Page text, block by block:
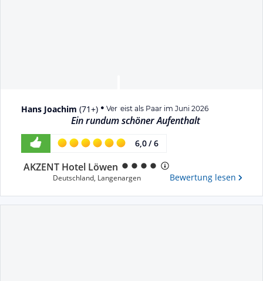
Hans Joachim (71+) Verreist als Paar im Juni 2026
Ein rundum schöner Aufenthalt
6,0/ 6
AKZENT Hotel Löwen
Deutschland, Langenargen Bewertung lesen